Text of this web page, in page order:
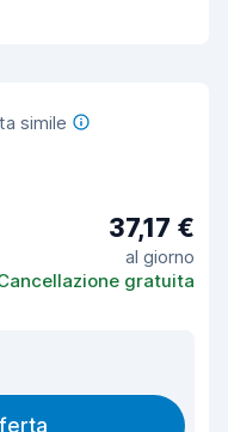
simile
37,17 €
al giorno
gratuita